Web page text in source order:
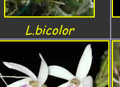
L.bicolor